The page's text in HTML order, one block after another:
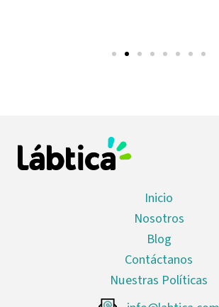
Inicio
Nosotros
Blog
Contáctanos
Nuestras Políticas